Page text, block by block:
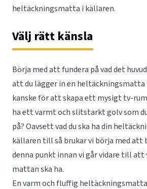
heltäckningsmatta i källaren.
Välj rätt känsla
Börja med att fundera på vad det
att du lägger in en heltäckningsmatta
kanske för att skapa ett mysigt tv-
ha ett varmt och slitstarkt golv som
på? Oavsett vad du ska ha din
källaren till så brukar vi börja med att
denna punkt innan vi går vidare till att
mattan ska ha.
En varm och fluffig